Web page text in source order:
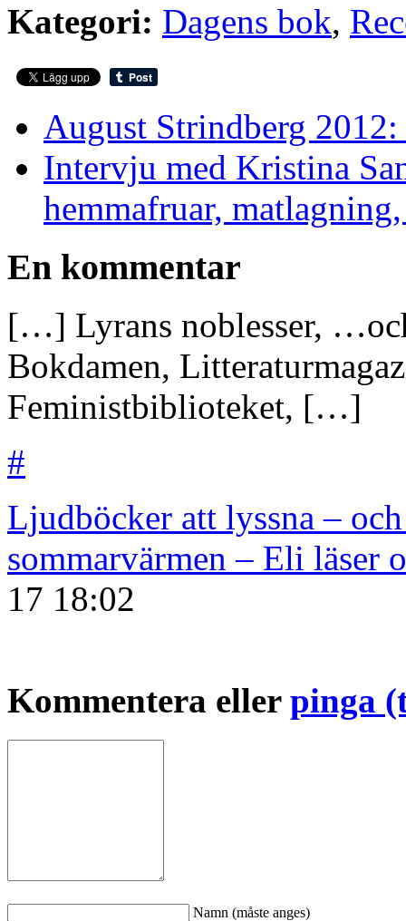
Kategori: Dagens bok,
August Strindberg
Intervju med Kristina
hemmafruar,
En kommentar
[…] Lyrans noblesser,
Bokdamen,
Feministbiblioteket, […]
#
Ljudböcker att lyssna –
sommarvärmen – Eli läser
17 18:02
Kommentera eller pinga
Namn (måste anges)